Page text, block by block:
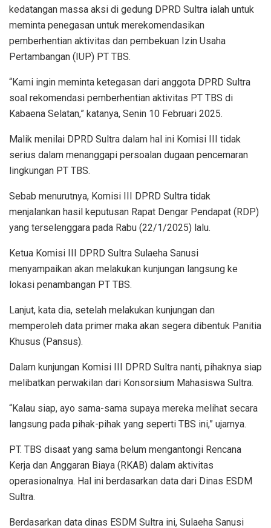
kedatangan massa aksi di gedung DPRD Sultra ialah untuk
meminta penegasan untuk merekomendasikan
pemberhentian aktivitas dan pembekuan Izin Usaha
Pertambangan (IUP) PT TBS.
“Kami ingin meminta ketegasan dari anggota DPRD Sultra
soal rekomendasi pemberhentian aktivitas PT TBS di
Kabaena Selatan,” katanya, Senin 10 Februari 2025.
Malik menilai DPRD Sultra dalam hal ini Komisi III tidak
serius dalam menanggapi persoalan dugaan pencemaran
lingkungan PT TBS.
Sebab menurutnya, Komisi III DPRD Sultra tidak
menjalankan hasil keputusan Rapat Dengar Pendapat (RDP)
yang terselenggara pada Rabu (22/1/2025) lalu.
Ketua Komisi III DPRD Sultra Sulaeha Sanusi
menyampaikan akan melakukan kunjungan langsung ke
lokasi penambangan PT TBS.
Lanjut, kata dia, setelah melakukan kunjungan dan
memperoleh data primer maka akan segera dibentuk Panitia
Khusus (Pansus).
Dalam kunjungan Komisi III DPRD Sultra nanti, pihaknya siap
melibatkan perwakilan dari Konsorsium Mahasiswa Sultra.
“Kalau siap, ayo sama-sama supaya mereka melihat secara
langsung pada pihak-pihak yang seperti TBS ini,” ujarnya.
PT. TBS disaat yang sama belum mengantongi Rencana
Kerja dan Anggaran Biaya (RKAB) dalam aktivitas
operasionalnya. Hal ini berdasarkan data dari Dinas ESDM
Sultra.
Berdasarkan data dinas ESDM Sultra ini, Sulaeha Sanusi